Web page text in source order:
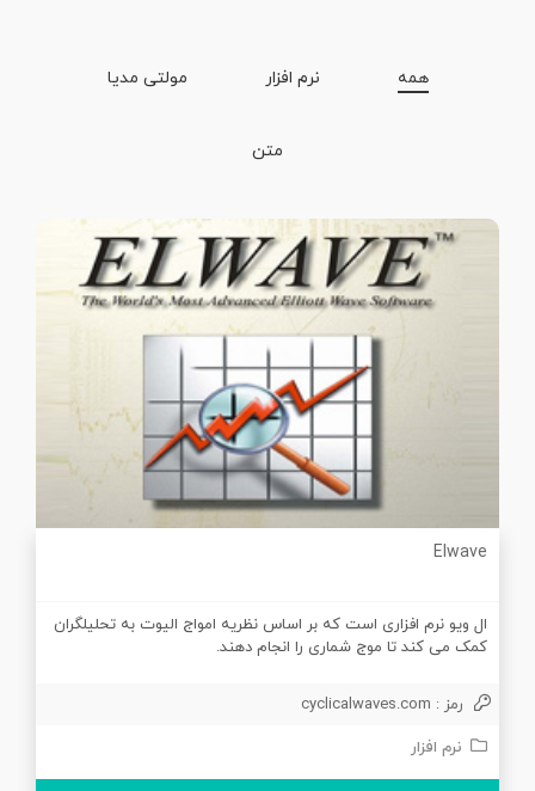
همه نرم افزار مولتی مدیا
متن
Elwave
ال ویو نرم افزاری است که بر اساس نظریه امواج الیوت به تحلیلگران
کمک می کند تا موج شماری را انجام دهند.
رمز : cyclicalwaves.com
نرم افزار